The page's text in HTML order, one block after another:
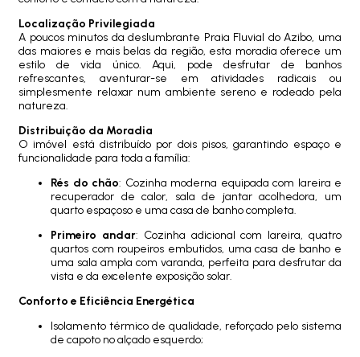
Localização Privilegiada
A poucos minutos da deslumbrante Praia Fluvial do Azibo, uma
das maiores e mais belas da região, esta moradia oferece um
estilo de vida único. Aqui, pode desfrutar de banhos
refrescantes, aventurar-se em atividades radicais ou
simplesmente relaxar num ambiente sereno e rodeado pela
natureza.
Distribuição da Moradia
O imóvel está distribuído por dois pisos, garantindo espaço e
funcionalidade para toda a família:
Rés do chão: Cozinha moderna equipada com lareira e
recuperador de calor, sala de jantar acolhedora, um
quarto espaçoso e uma casa de banho completa.
Primeiro andar: Cozinha adicional com lareira, quatro
quartos com roupeiros embutidos, uma casa de banho e
uma sala ampla com varanda, perfeita para desfrutar da
vista e da excelente exposição solar.
Conforto e Eficiência Energética
Isolamento térmico de qualidade, reforçado pelo sistema
de capoto no alçado esquerdo;